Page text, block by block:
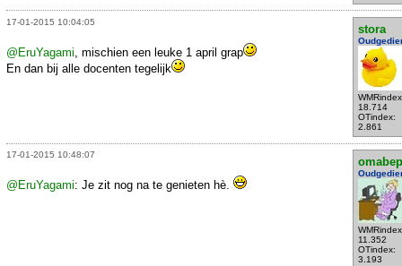
17-01-2015 10:04:05
stora
18.714
OTindex:
2.861
@EruYagami , mischien een leuke 1 april grap
En dan bij alle docenten tegelijk
17-01-2015 10:48:07
omabep
11.352
OTindex:
3.193
@EruYagami: Je zit nog na te genieten hè.